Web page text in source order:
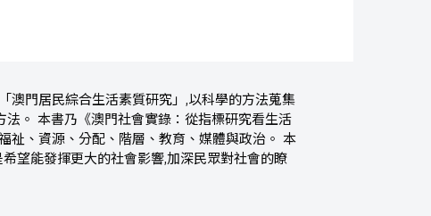
澳門居民綜合生活素質研究」,以科學的方法蒐集
。 本書乃《澳門社會實錄：從指標研究看生活
祉、資源、分配、階層、教育、媒體與政治。 本
望能發揮更大的社會影響,加深民眾對社會的瞭